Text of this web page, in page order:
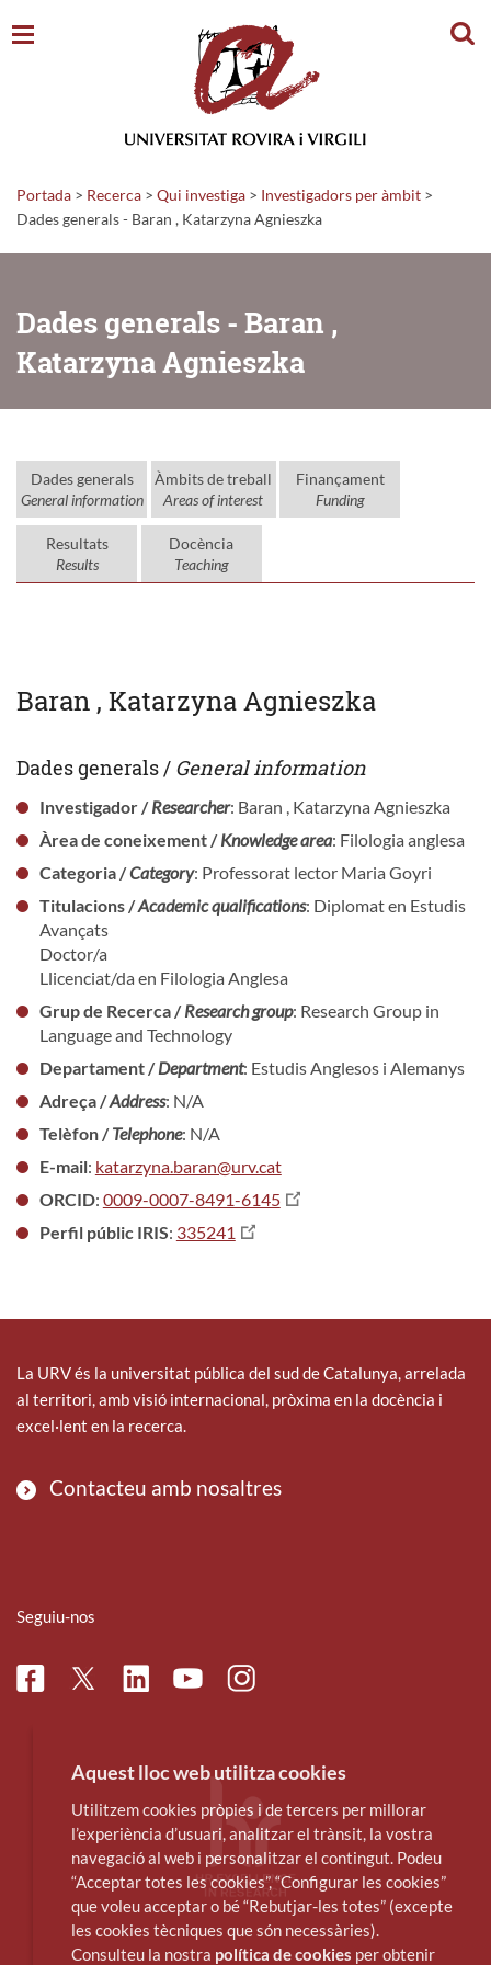
Portada > Recerca > Qui investiga > Investigadors per àmbit >
Dades generals - Baran , Katarzyna Agnieszka
Dades generals - Baran ,
Katarzyna Agnieszka
Dades generals
General information
Àmbits de treball
Areas of interest
Finançament
Funding
Resultats
Results
Docència
Teaching
Baran , Katarzyna Agnieszka
Dades generals / General information
Investigador /Researcher: Baran , Katarzyna Agnieszka
Àrea de coneixement /Knowledge area: Filologia anglesa
Categoria /Category: Professorat lector Maria Goyri
Titulacions /Academic qualifications: Diplomat en Estudis
Avançats
Doctor/a
Llicenciat/da en Filologia Anglesa
Grup de Recerca /Research group: Research Group in
Language and Technology
Departament /Department: Estudis Anglesos i Alemanys
Adreça /Address: N/A
Telèfon /Telephone: N/A
E-mail: katarzyna.baran@urv.cat
ORCID: 0009-0007-8491-6145
Perfil públic IRIS: 335241
La URV és la universitat pública del sud de Catalunya, arrelada
al territori, amb visió internacional, pròxima en la docència i
excel·lent en la recerca.
Contacteu amb nosaltres
Seguiu-nos
FacebookTwitterLinkedinYoutubeInstagram
Aquest lloc web utilitza cookies
Utilitzem cookies pròpies i de tercers per millorar
l’experiència d’usuari, analitzar el trànsit, la vostra
navegació al web i personalitzar el contingut. Podeu
“Acceptar totes les cookies”, “Configurar les cookies”
que voleu acceptar o bé “Rebutjar-les totes” (excepte
les cookies tècniques que són necessàries).
Consulteu la nostra política de cookies per obtenir